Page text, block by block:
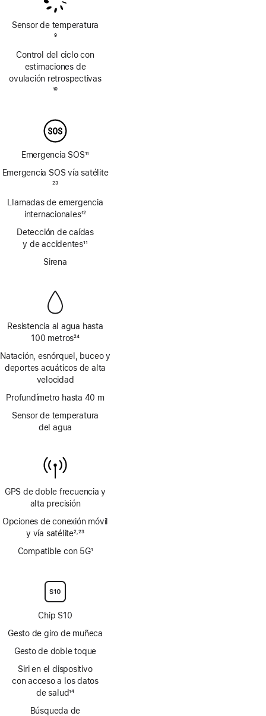
página
página
Sensor de temperatura
pie
página
9
Control del ciclo con
estimaciones de
ovulación retrospectivas
10
Emergencia SOS
a
de
página
11
Emergencia SOS vía satélite
pie
página
23
Llamadas de emergencia
internacionales12
Detección de caídas
y de accidentes11
Sirena
Resistencia al agua hasta
100 metros
a
pie
página
24
Natación, esnórquel, buceo y
deportes acuáticos de alta
velocidad
Profundímetro hasta 40 m
Sensor de temperatura
del agua
GPS de doble frecuencia y
alta precisión
Opciones de conexión móvil
y vía satélite2,23
Compatible con 5G
página
1
Chip S10
Gesto de giro de muñeca
Gesto de doble toque
Siri en el dispositivo
con acceso a los datos
de salud14
Búsqueda de